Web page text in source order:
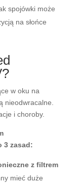
spojówki może
na słońce
w oku na
nieodwracalne.
i choroby.
3 zasad:
z filtrem
mieć duże